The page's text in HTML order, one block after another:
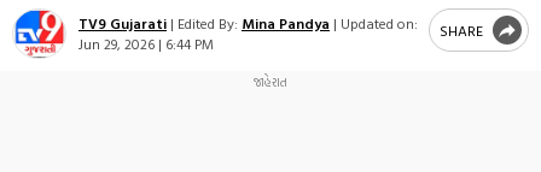
TV9 Gujarati | Edited By: Mina Pandya | Updated on:
Jun 29, 2026 | 6:44 PM
SHARE